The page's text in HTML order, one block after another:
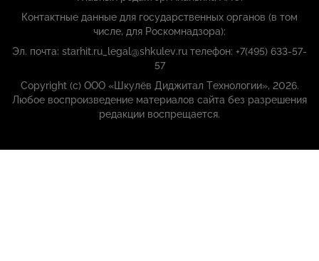
Контактные данные для государственных органов (в том
числе, для Роскомнадзора):
Эл. почта: starhit.ru_legal@shkulev.ru телефон: +7(495) 633-57-
57
Copyright (с) ООО «Шкулёв Диджитал Технологии», 2026.
Любое воспроизведение материалов сайта без разрешения
редакции воспрещается.